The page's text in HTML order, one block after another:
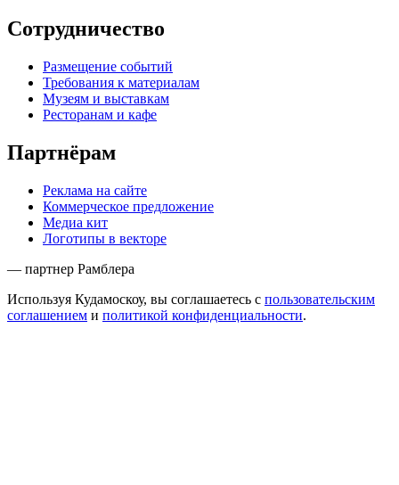
Сотрудничество
Размещение событий
Требования к материалам
Музеям и выставкам
Ресторанам и кафе
Партнёрам
Реклама на сайте
Коммерческое предложение
Медиа кит
Логотипы в векторе
— партнер Рамблера
Используя Кудамоскоу, вы соглашаетесь с пользовательским
соглашением и политикой конфиденциальности.